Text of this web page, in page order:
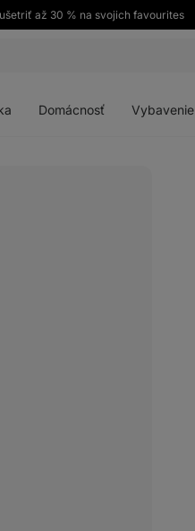
až 30 % na svojich favourites
Domácnosť Vybavenie